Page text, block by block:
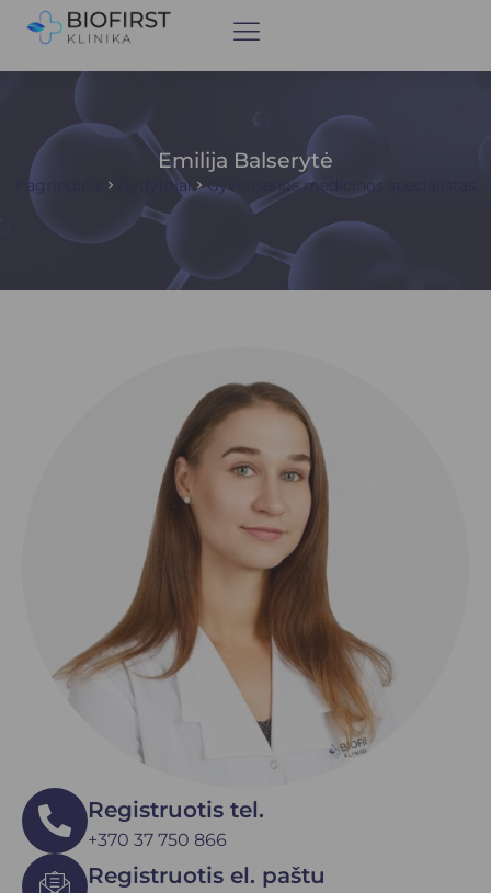
Emilija Balserytė
Pagrindinis Gydytojai Gyvensenos medicinos specialistas
Registruotis tel.
+370 37 750 866
Registruotis el. paštu